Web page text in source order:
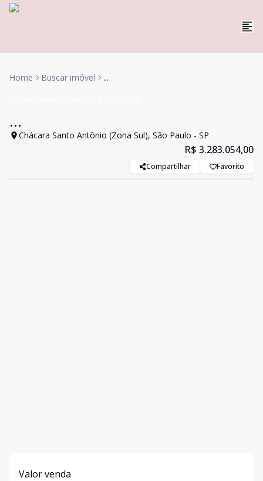
Home Buscar imóvel ...
...
Chácara Santo Antônio (Zona Sul), São Paulo - SP
R$ 3.283.054,00
Compartilhar Favorito
Valor venda